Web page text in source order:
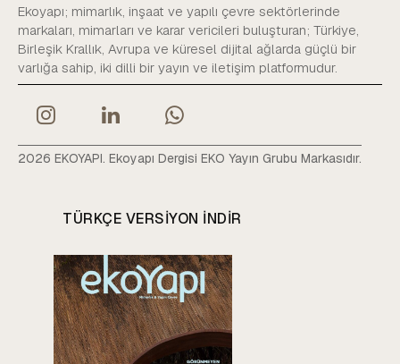
Ekoyapı; mimarlık, inşaat ve yapılı çevre sektörlerinde
markaları, mimarları ve karar vericileri buluşturan; Türkiye,
Birleşik Krallık, Avrupa ve küresel dijital ağlarda güçlü bir
varlığa sahip, iki dilli bir yayın ve iletişim platformudur.
2026 EKOYAPI. Ekoyapı Dergisi EKO Yayın Grubu Markasıdır.
TÜRKÇE VERSIYON INDIR